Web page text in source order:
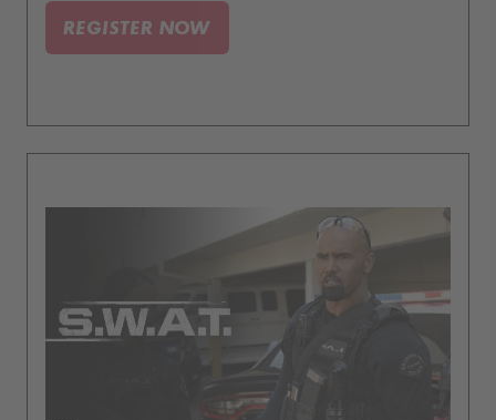
kontakty, které zločinec měl při úkrytu v Los
Angeles, a Street se izoluje od týmu, když se
REGISTER NOW